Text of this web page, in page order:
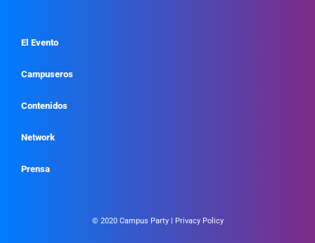
El Evento
Campuseros
Contenidos
Network
Prensa
© 2020 Campus Party | Privacy Policy